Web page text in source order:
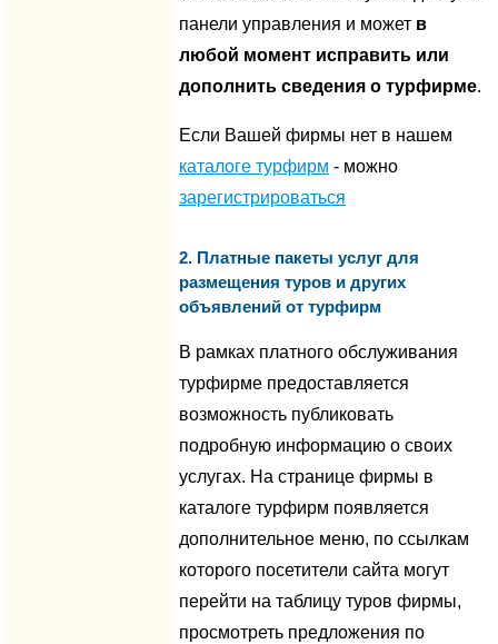
панели управления и может в
любой момент исправить или
дополнить сведения о турфирме.
Если Вашей фирмы нет в нашем
каталоге турфирм - можно
зарегистрироваться
2. Платные пакеты услуг для
размещения туров и других
объявлений от турфирм
В рамках платного обслуживания
турфирме предоставляется
возможность публиковать
подробную информацию о своих
услугах. На странице фирмы в
каталоге турфирм появляется
дополнительное меню, по ссылкам
которого посетители сайта могут
перейти на таблицу туров фирмы,
просмотреть предложения по